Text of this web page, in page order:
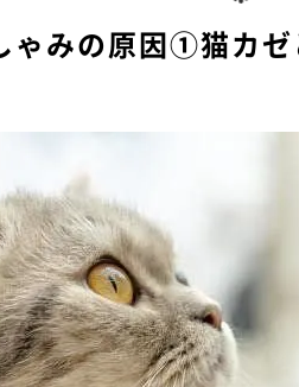
ゃみの原因①猫カ